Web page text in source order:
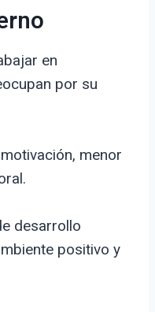
en
por su
menor
desarrollo
positivo y